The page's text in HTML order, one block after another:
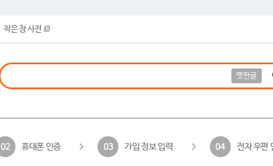
작은 창 사전
옛한글
02 휴대폰 인증 03 가입 정보 입력 04 전자 우편